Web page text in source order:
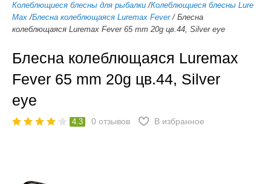
Колеблющиеся блесны для рыбалки /Колеблющиеся блесны Lure
Max /Блесна колеблющаяся Luremax Fever / Блесна
колеблющаяся Luremax Fever 65 mm 20g цв.44, Silver eye
Блесна колеблющаяся Luremax
Fever 65 mm 20g цв.44, Silver
eye
4.3 0 отзывов В избранное